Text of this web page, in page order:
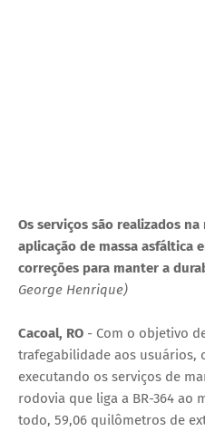
Os serviços são realizados
aplicação de massa asfáltica
correções para manter a
George Henrique)
Cacoal, RO - Com o objetivo
trafegabilidade aos usuários,
executando os serviços de
rodovia que liga a BR-364 ao
todo, 59,06 quilômetros de